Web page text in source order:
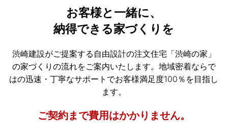
スタッフブログ
家づくりの流れ
お客様と一緒に、
納得できる家づくりを
渋崎建設がご提案する自由設計の注文住宅「渋崎の家」
の家づくりの流れをご案内いたします。 地域密着ならで
はの迅速・丁寧なサポートでお客様満足度100％を目指し
ます。
ご契約まで費用はかかりません。